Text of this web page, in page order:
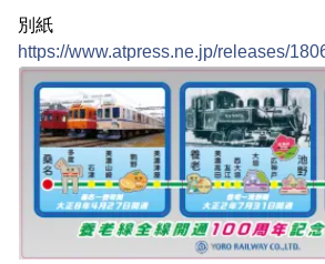
別紙
https://www.atpress.ne.jp/releases/